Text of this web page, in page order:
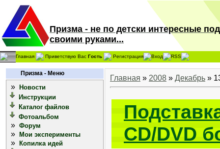
Призма - не по детски интересные
своими руками...
Главная Приветствую Вас Гость Регистрация Вход RSS
Призма - Меню
»
Новости
Инструкции
Каталог файлов
Фотоальбом
» Форум
» Мои эксперименты
»
Копилка идей
Главная » 2008 » Декабрь »
CD/DVD